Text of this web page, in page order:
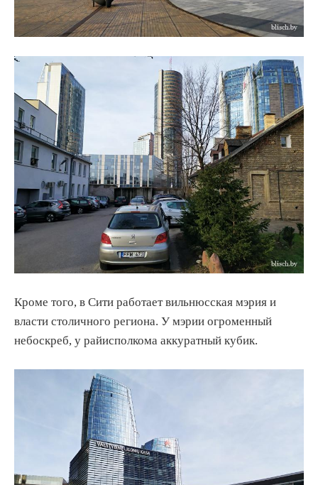
Кроме того, в Сити работает вильнюсская мэрия и
власти столичного региона. У мэрии огроменный
небоскреб, у райисполкома аккуратный кубик.